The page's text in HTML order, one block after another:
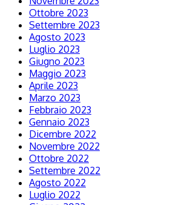
Ottobre 2023
Settembre 2023
Agosto 2023
Luglio 2023
Giugno 2023
Maggio 2023
Aprile 2023
Marzo 2023
Febbraio 2023
Gennaio 2023
Dicembre 2022
Novembre 2022
Ottobre 2022
Settembre 2022
Agosto 2022
Luglio 2022